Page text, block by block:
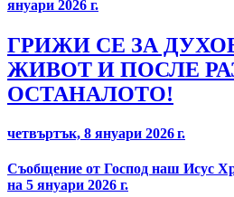
януари 2026 г.
ГРИЖИ СЕ ЗА
ЖИВОТ И ПОСЛЕ
ОСТАНАЛОТО!
четвъртък, 8 януари 2026 г.
Съобщение от Господ наш Исус
на 5 януари 2026 г.